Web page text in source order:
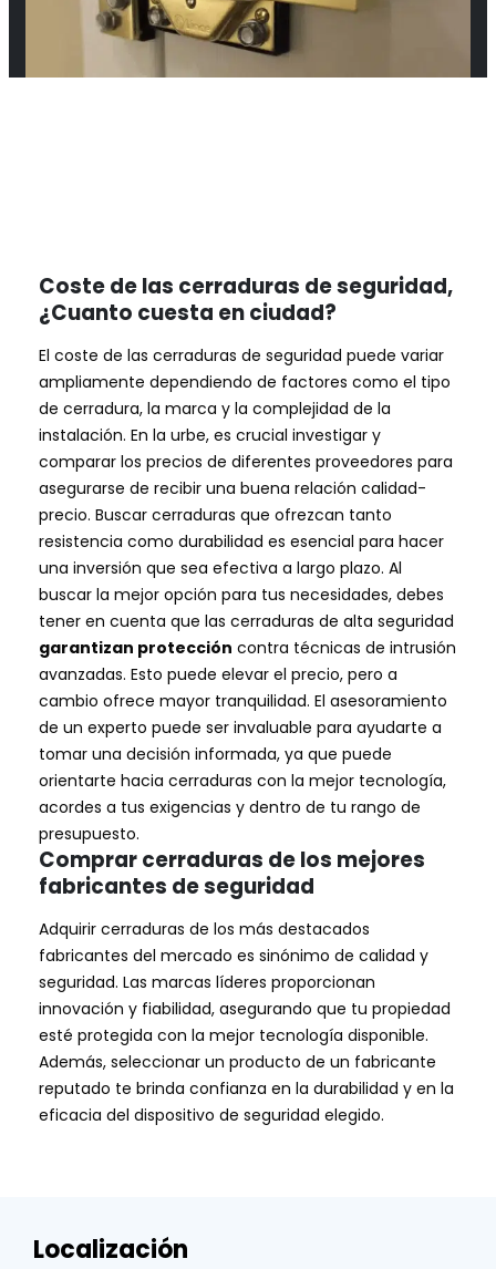
Coste de las cerraduras de seguridad,
¿Cuanto cuesta en ciudad?
El coste de las cerraduras de seguridad puede variar
ampliamente dependiendo de factores como el tipo
de cerradura, la marca y la complejidad de la
instalación. En la urbe, es crucial investigar y
comparar los precios de diferentes proveedores para
asegurarse de recibir una buena relación calidad-
precio. Buscar cerraduras que ofrezcan tanto
resistencia como durabilidad es esencial para hacer
una inversión que sea efectiva a largo plazo. Al
buscar la mejor opción para tus necesidades, debes
tener en cuenta que las cerraduras de alta seguridad
garantizan protección contra técnicas de intrusión
avanzadas. Esto puede elevar el precio, pero a
cambio ofrece mayor tranquilidad. El asesoramiento
de un experto puede ser invaluable para ayudarte a
tomar una decisión informada, ya que puede
orientarte hacia cerraduras con la mejor tecnología,
acordes a tus exigencias y dentro de tu rango de
presupuesto.
Comprar cerraduras de los mejores
fabricantes de seguridad
Adquirir cerraduras de los más destacados
fabricantes del mercado es sinónimo de calidad y
seguridad. Las marcas líderes proporcionan
innovación y fiabilidad, asegurando que tu propiedad
esté protegida con la mejor tecnología disponible.
Además, seleccionar un producto de un fabricante
reputado te brinda confianza en la durabilidad y en la
eficacia del dispositivo de seguridad elegido.
Localización